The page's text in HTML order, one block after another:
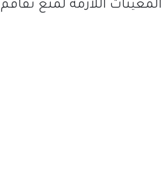
اللازمة لمنع تفاقم